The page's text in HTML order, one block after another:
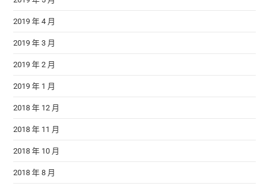
2019 年 4 月
2019 年 3 月
2019 年 2 月
2019 年 1 月
2018 年 12 月
2018 年 11 月
2018 年 10 月
2018 年 8 月